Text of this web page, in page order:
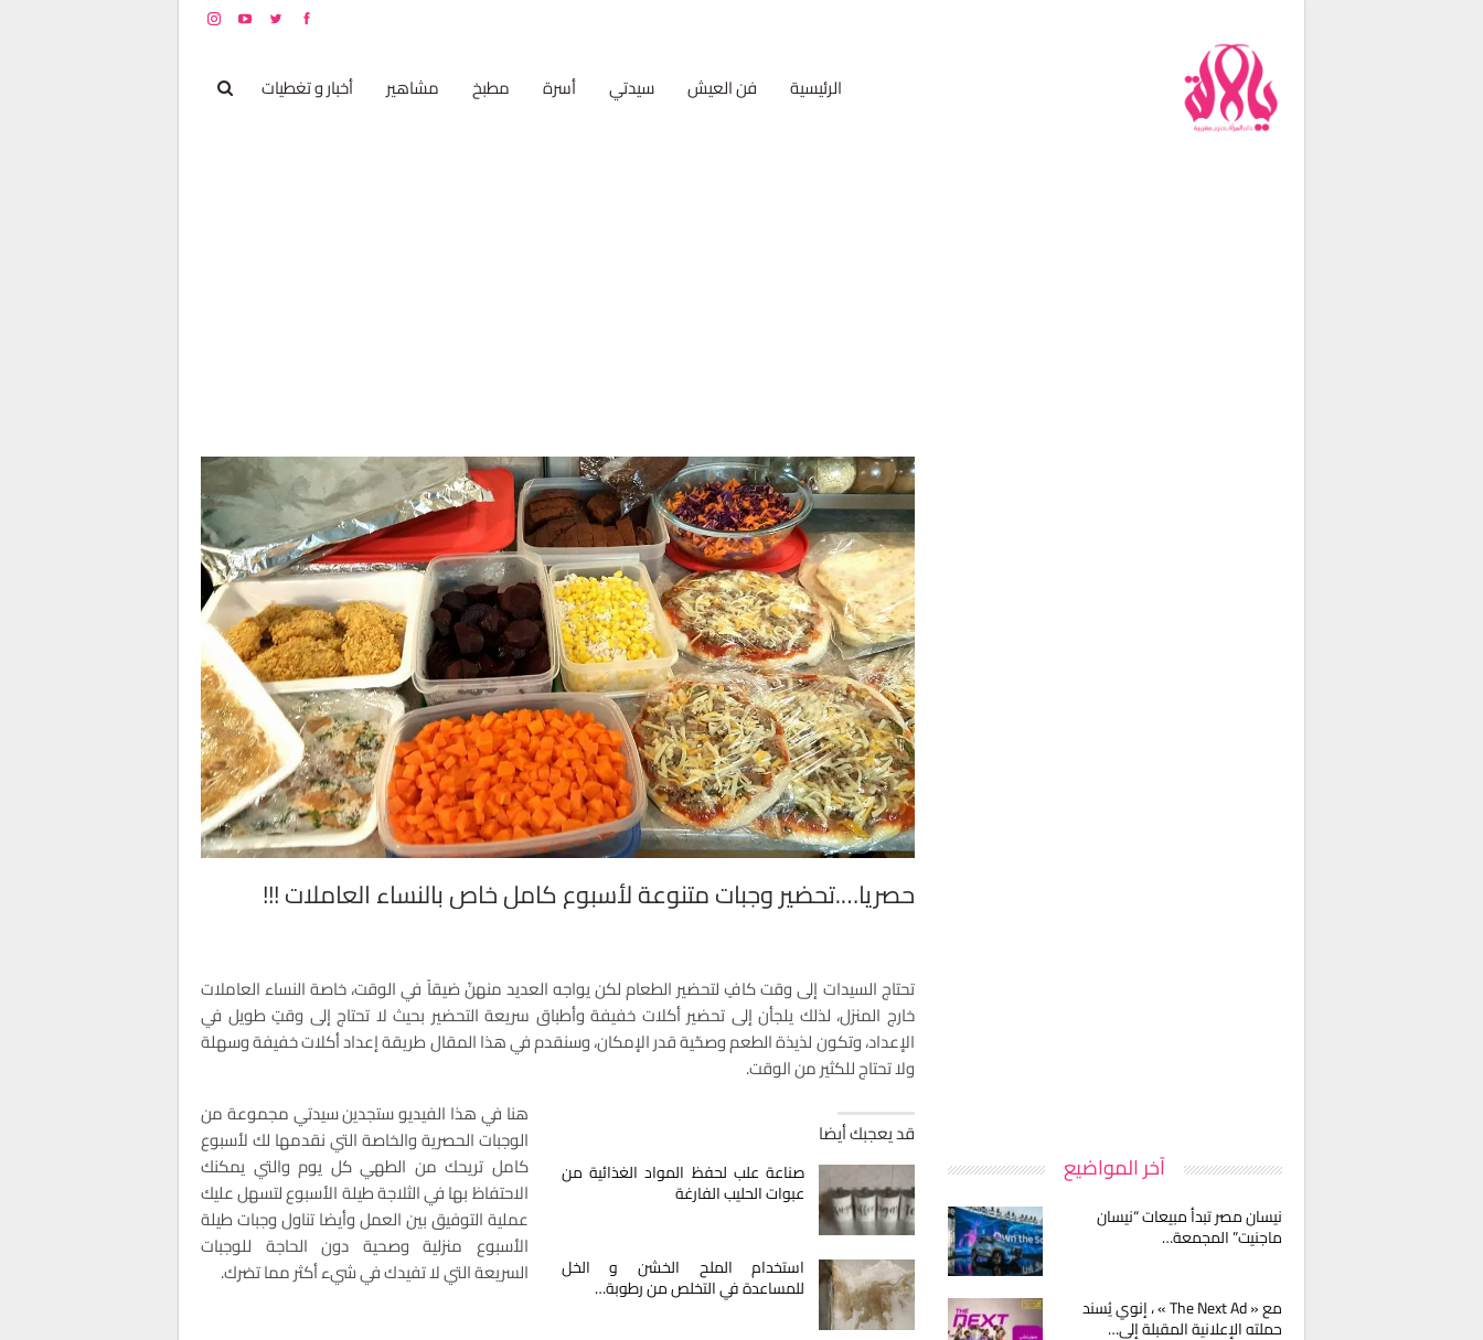
الرئيسية فن العيش سيدتي أسرة مطبخ مشاهير أخبار و تغطيات
حصريا….تحضير وجبات متنوعة لأسبوع كامل خاص بالنساء العاملات !!!
تحتاج السيدات إلى وقت كافٍ لتحضير الطعام لكن يواجه العديد منهنّ ضيقاً في الوقت، خاصة النساء العاملات
خارج المنزل، لذلك يلجأن إلى تحضير أكلات خفيفة وأطباق سريعة التحضير بحيث لا تحتاج إلى وقتٍ طويل في
الإعداد، وتكون لذيذة الطعم وصحّية قدر الإمكان، وسنقدم في هذا المقال طريقة إعداد أكلات خفيفة وسهلة
ولا تحتاج للكثير من الوقت.
قد يعجبك أيضا
صناعة علب لحفظ المواد الغذائية من
عبوات الحليب الفارغة
استخدام الملح الخشن و الخل
للمساعدة في التخلص من رطوبة…
هنا في هذا الفيديو ستجدين سيدتي مجموعة من
الوجبات الحصرية والخاصة التي نقدمها لك لأسبوع
كامل تريحك من الطهي كل يوم والتي يمكنك
الاحتفاظ بها في الثلاجة طيلة الأسبوع لتسهل عليك
عملية التوفيق بين العمل وأيضا تناول وجبات طيلة
الأسبوع منزلية وصحية دون الحاجة للوجبات
السريعة التي لا تفيدك في شيء أكثر مما تضرك.
آخر المواضيع
نيسان مصر تبدأ مبيعات “نيسان
ماجنيت” المجمعة…
مع « The Next Ad » ، إنوي يُسند
حملته الإعلانية المقبلة إلى…